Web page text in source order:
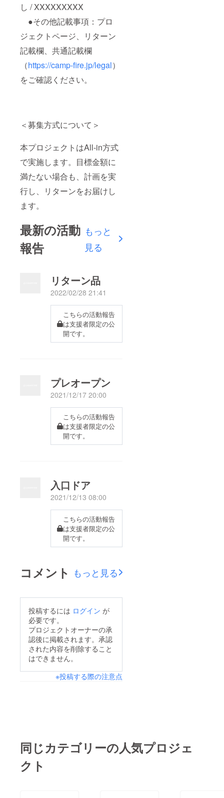
し / XXXXXXXXX
●その他記載事項：プロ
ジェクトページ、リターン
記載欄、共通記載欄
（https://camp-fire.jp/legal）
をご確認ください。
＜募集方式について＞
本プロジェクトはAll-in方式
で実施します。目標金額に
満たない場合も、計画を実
行し、リターンをお届けし
ます。
最新の活動
報告
もっと
見る
リターン品
2022/02/28 21:41
こちらの活動報告
は支援者限定の公
開です。
プレオープン
2021/12/17 20:00
こちらの活動報告
は支援者限定の公
開です。
入口ドア
2021/12/13 08:00
こちらの活動報告
は支援者限定の公
開です。
コメント もっと見る
投稿するには ログイン が
必要です。
プロジェクトオーナーの承
認後に掲載されます。承認
された内容を削除すること
はできません。
※投稿する際の注意点
同じカテゴリーの人気プロジェ
クト